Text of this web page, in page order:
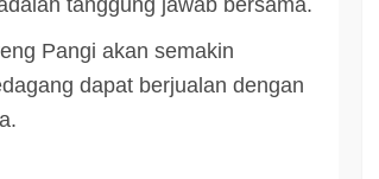
Pangi akan semakin
dapat berjualan dengan
min read